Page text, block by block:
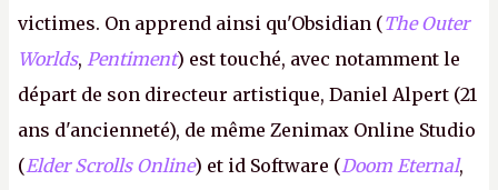
victimes. On apprend ainsi qu'Obsidian (The Outer
Worlds, Pentiment) est touché, avec notamment le
départ de son directeur artistique, Daniel Alpert (21
ans d'ancienneté), de même Zenimax Online Studio
(Elder Scrolls Online) et id Software (Doom Eternal,